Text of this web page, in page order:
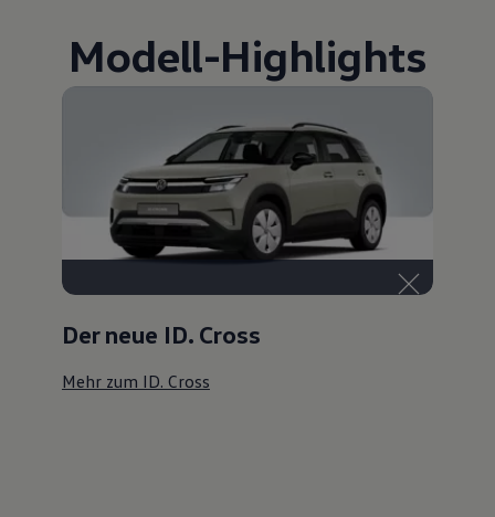
Modell-Highlights
Der neue ID. Cross
Mehr zum ID. Cross